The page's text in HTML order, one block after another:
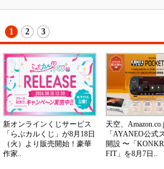
1 2 3
新オンラインくじサービス
「らぶカルくじ」が8月18日
（火）より販売開始！豪華
作家..
天空、
「AYANEO公式
開設 〜「
FIT」を8月7日..